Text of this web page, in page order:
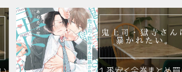
[…]